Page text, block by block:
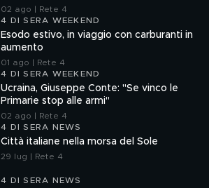
02 ago | Rete 4
4 DI SERA WEEKEND
Esodo estivo, in viaggio con carburanti in
aumento
01 ago | Rete 4
4 DI SERA WEEKEND
Ucraina, Giuseppe Conte: "Se vinco le
Primarie stop alle armi"
02 ago | Rete 4
4 DI SERA NEWS
Città italiane nella morsa del Sole
29 lug | Rete 4
4 DI SERA NEWS